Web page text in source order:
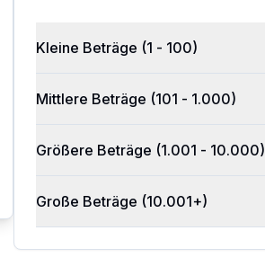
Kleine Beträge (1 - 100)
Mittlere Beträge (101 - 1.000)
Größere Beträge (1.001 - 10.000)
Große Beträge (10.001+)